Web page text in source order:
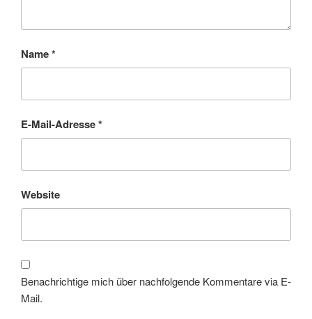
Name*
E-Mail-Adresse*
Website
Benachrichtige mich über nachfolgende Kommentare via E-
Mail.